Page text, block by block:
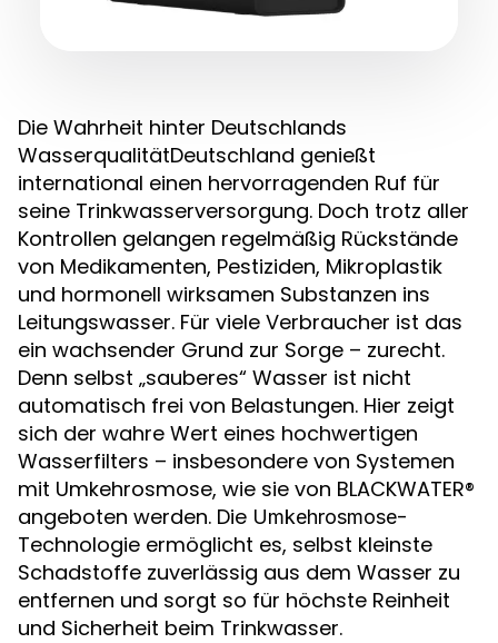
Die Wahrheit hinter Deutschlands
WasserqualitätDeutschland genießt
international einen hervorragenden Ruf für
seine Trinkwasserversorgung. Doch trotz aller
Kontrollen gelangen regelmäßig Rückstände
von Medikamenten, Pestiziden, Mikroplastik
und hormonell wirksamen Substanzen ins
Leitungswasser. Für viele Verbraucher ist das
ein wachsender Grund zur Sorge – zurecht.
Denn selbst „sauberes“ Wasser ist nicht
automatisch frei von Belastungen. Hier zeigt
sich der wahre Wert eines hochwertigen
Wasserfilters – insbesondere von Systemen
mit Umkehrosmose, wie sie von BLACKWATER®
angeboten werden. Die Umkehrosmose-
Technologie ermöglicht es, selbst kleinste
Schadstoffe zuverlässig aus dem Wasser zu
entfernen und sorgt so für höchste Reinheit
und Sicherheit beim Trinkwasser.